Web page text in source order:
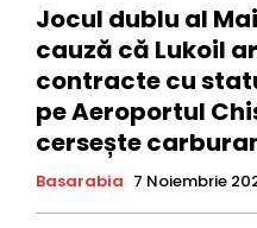
Jocul dublu al
cauză că Lukoil
contracte cu
pe Aeroportul
cersește
Basarabia 7 Noiembrie